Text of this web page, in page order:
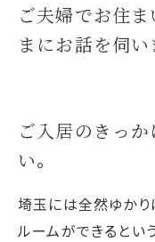
お問合せ 03-
ご夫婦でお住
まにお話を伺い
ご入居のきっ
い。
埼玉には全然ゆかり
ルームができるとい